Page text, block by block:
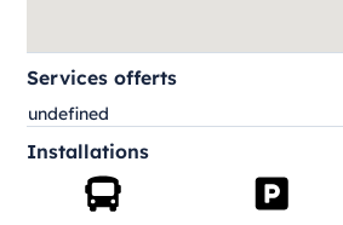
Services offerts
undefined
Installations